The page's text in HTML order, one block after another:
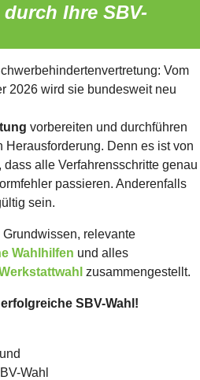
Ihre SBV-
Vom
2026 wird sie bundesweit neu
vorbereiten und durchführen
Herausforderung. Denn es ist von
alle Verfahrensschritte genau
passieren. Anderenfalls
sein.
relevante
Wahlhilfen und alles
zusammengestellt.
SBV-Wahl!
Wahl